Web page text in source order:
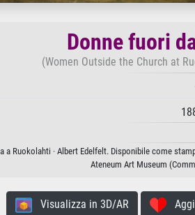
Donne fuori
(Women Outside the Church at
a Ruokolahti · Albert Edelfelt. Disponibile come
Ateneum Art Museum
Visualizza in 3D/AR